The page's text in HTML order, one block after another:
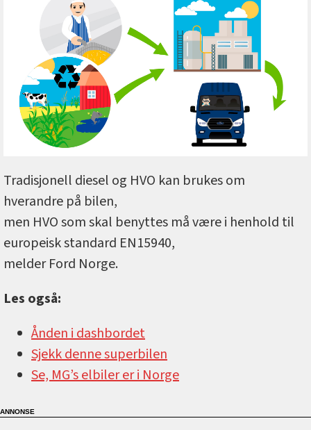
Tradisjonell diesel og HVO kan brukes om
hverandre på bilen,
men HVO som skal benyttes må være i henhold til
europeisk standard EN15940,
melder Ford Norge.
Les også:
Ånden i dashbordet
Sjekk denne superbilen
Se, MG’s elbiler er i Norge